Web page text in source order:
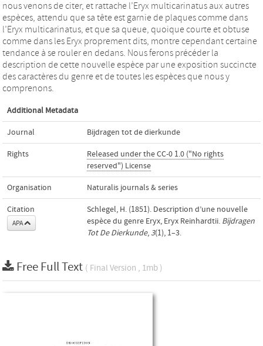
nous venons de citer, et rattache l’Eryx multicarinatus aux autres
espèces, attendu que sa tête est garnie de plaques comme dans
l’Eryx multicarinatus, et que sa queue, quoique courte et obtuse
comme dans les Eryx proprement dits, montre cependant certaine
tendance à se rouler en dedans. Nous ferons précéder la
description de cette nouvelle espèce par une exposition succincte
des caractères du genre et de toutes les espèces que nous y
comprenons.
Additional Metadata
Journal Bijdragen tot de dierkunde
Rights
Released under the CC-0 1.0 ("No rights
reserved") License
Organisation Naturalis journals & series
Citation
APA
Schlegel, H. (1851). Description d’une nouvelle
espèce du genre Eryx, Eryx Reinhardtii. Bijdragen
Tot De Dierkunde, 3(1), 1–3.
Free Full Text ( Final Version , 1mb )